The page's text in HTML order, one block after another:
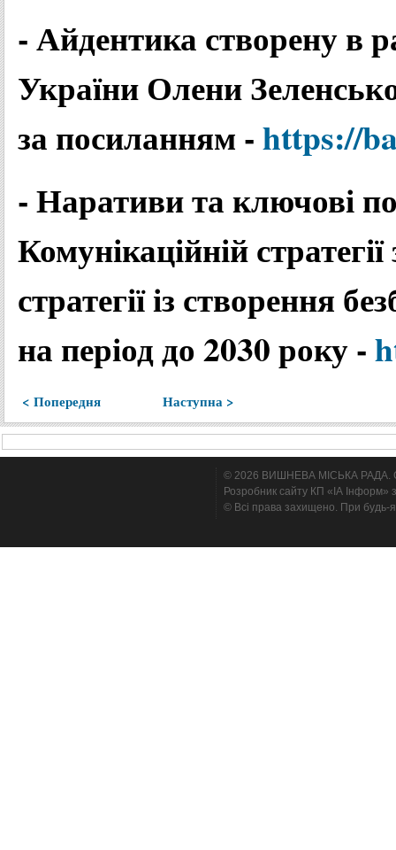
- Айдентика створену в
України Олени
за посиланням -https://
- Наративи та ключові
Комунікаційній
стратегії із створення
на період до 2030 року -
< Попередня Наступна >
© 2026 ВИШНЕВА МІСЬКА РАДА.
Розробник сайту КП «ІА Інформ»
© Всі права захищено. При будь-